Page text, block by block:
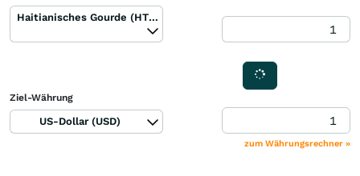
Haitianisches Gourde (HTG)
Ziel-Währung
US-Dollar (USD)
zum Währungsrechner »